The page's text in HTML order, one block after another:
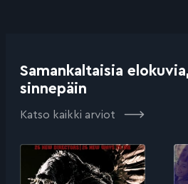
Samankaltaisia
sinnepäin
Katso kaikki arviot